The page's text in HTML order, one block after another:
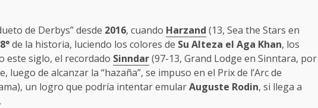
de Derbys” desde 2016, cuando Harzand (13, Sea the Stars en
de la historia, luciendo los colores de Su Alteza el Aga Khan, los
este siglo, el recordado Sinndar(97-13, Grand Lodge en Sinntara, por
luego de alcanzar la “hazaña”, se impuso en el Prix de l’Arc de
un logro que podría intentar emularAuguste Rodin, si llega a